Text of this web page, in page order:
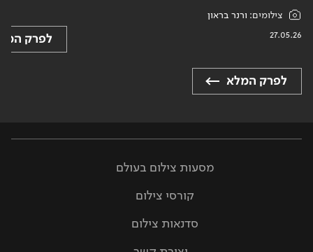
צילומים: ורנר בראון
27.05.26
לפרק המלא
לפרק
מסעות צילום בעולם
קורסי צילום
סדנאות צילום